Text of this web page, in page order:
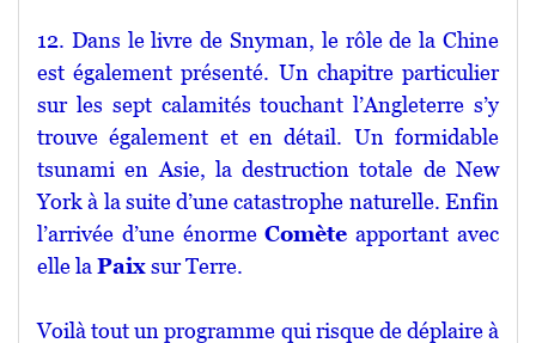
12. Dans le livre de Snyman, le rôle de la Chine
est également présenté. Un chapitre particulier
sur les sept calamités touchant l’Angleterre s’y
trouve également et en détail. Un formidable
tsunami en Asie, la destruction totale de New
York à la suite d’une catastrophe naturelle. Enfin
l’arrivée d’une énormeComète apportant avec
elle laPaixsur Terre.
Voilà tout un programme qui risque de déplaire à